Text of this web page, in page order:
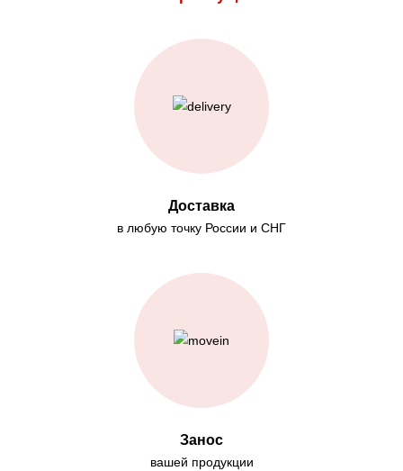
Доставка
в любую точку России и СНГ
Занос
вашей продукции